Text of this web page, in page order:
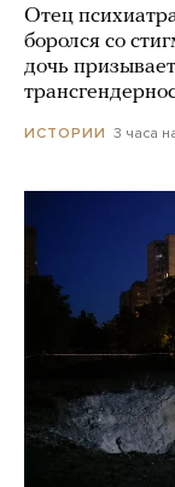
Отец
боролся со
дочь
ИСТОРИИ 3 часа